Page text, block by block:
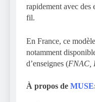
rapidement avec des
fil.
En France, ce
notamment
d’enseignes (FNAC,
À propos de MUSE